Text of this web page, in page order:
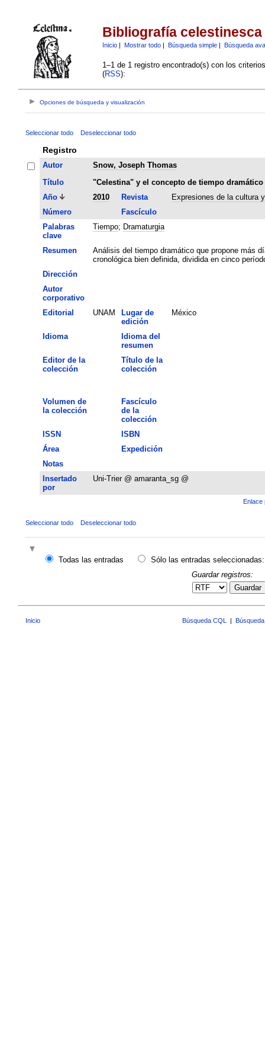
Bibliografía celestinesca
Inicio| Mostrar todo| Búsqueda simple| Búsqueda
1–1 de 1 registro encontrado(s) con los
(RSS):
Opciones de búsqueda y visualización
Seleccionar todo Deseleccionar todo
Registro
Autor
Snow, Joseph Thomas
Título
"Celestina" y el concepto de tiempo dramático
Año
2010 Revista
Expresiones de la cultura
Número
Fascículo
Palabras
clave
Tiempo; Dramaturgia
Resumen
Análisis del tiempo dramático que propone más
cronológica bien definida, dividida en cinco
Dirección
Autor
corporativo
Editorial
UNAM
Lugar de
edición
México
Idioma
Idioma del
resumen
Editor de la
colección
Título de la
colección
Volumen de
la colección
Fascículo
de la
colección
ISSN
ISBN
Área
Expedición
Notas
Insertado
por
Uni-Trier @ amaranta_sg @
Enlace
Seleccionar todo Deseleccionar todo
Todas las entradas
Sólo las entradas seleccionadas:
Guardar registros:
Guardar
Inicio Búsqueda CQL